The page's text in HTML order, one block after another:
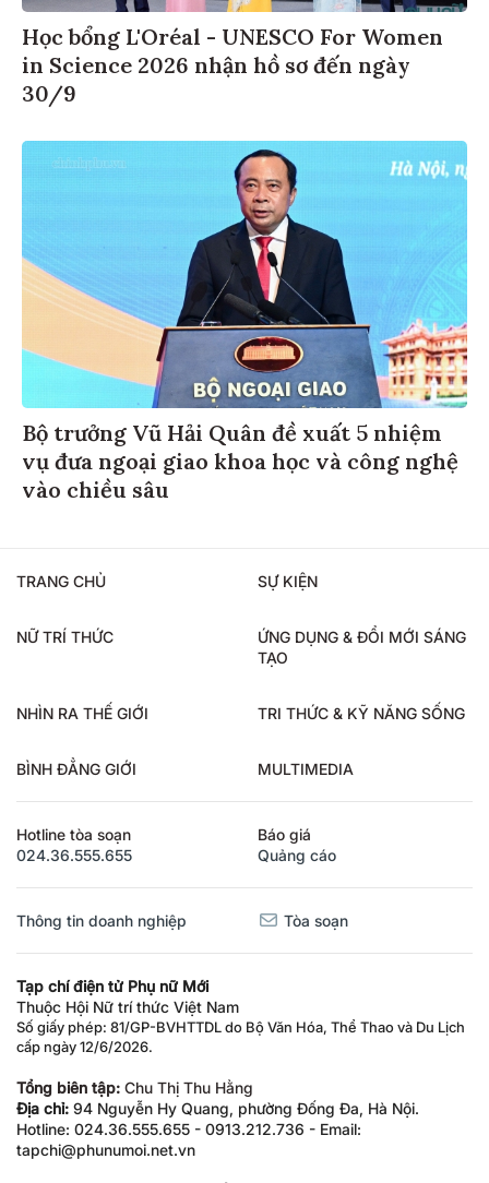
Học bổng L'Oréal - UNESCO For Women
in Science 2026 nhận hồ sơ đến ngày
30/9
Bộ trưởng Vũ Hải Quân đề xuất 5 nhiệm
vụ đưa ngoại giao khoa học và công nghệ
vào chiều sâu
TRANG CHỦ SỰ KIỆN
NỮ TRÍ THỨC
ỨNG DỤNG & ĐỔI MỚI SÁNG
TẠO
NHÌN RA THẾ GIỚI TRI THỨC & KỸ NĂNG SỐNG
BÌNH ĐẲNG GIỚI MULTIMEDIA
Hotline tòa soạn
024.36.555.655
Báo giá
Quảng cáo
Thông tin doanh nghiệp Tòa soạn
Tạp chí điện tử Phụ nữ Mới
Thuộc Hội Nữ trí thức Việt Nam
Số giấy phép: 81/GP-BVHTTDL do Bộ Văn Hóa, Thể Thao và Du Lịch
cấp ngày 12/6/2026.
Tổng biên tập: Chu Thị Thu Hằng
Địa chỉ: 94 Nguyễn Hy Quang, phường Đống Đa, Hà Nội.
Hotline: 024.36.555.655 - 0913.212.736 - Email:
tapchi@phunumoi.net.vn